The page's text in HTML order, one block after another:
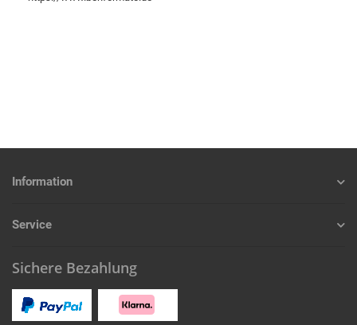
Information
Service
Sichere Bezahlung